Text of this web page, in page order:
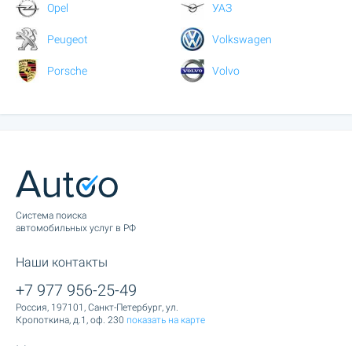
Opel
Peugeot
Porsche
УАЗ
Volkswagen
Volvo
Cистема поиска
автомобильных услуг в РФ
Наши контакты
+7 977 956-25-49
Россия, 197101, Санкт-Петербург, ул.
Кропоткина, д.1, оф. 230 показать на карте